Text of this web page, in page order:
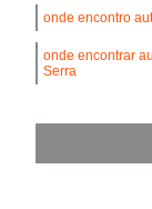
onde encontro
onde encontrar
Serra